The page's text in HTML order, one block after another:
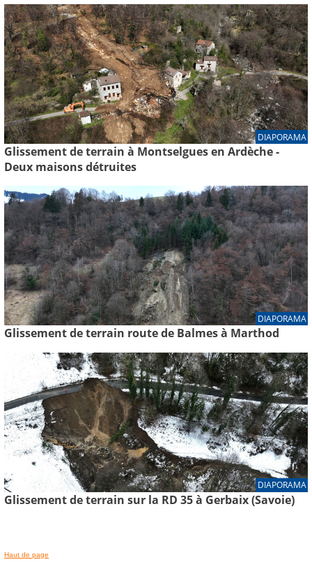
DIAPORAMA
Glissement de terrain à Montselgues en Ardèche -
Deux maisons détruites
DIAPORAMA
Glissement de terrain route de Balmes à Marthod
DIAPORAMA
Glissement de terrain sur la RD 35 à Gerbaix (Savoie)
Haut de page